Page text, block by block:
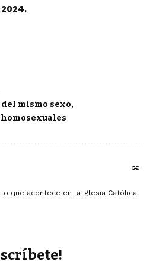
2024.
mismo sexo
que acontece en la Iglesia Católica